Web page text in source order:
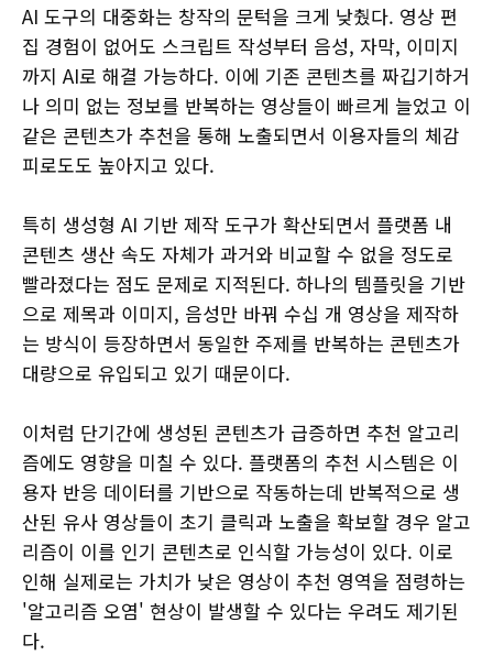
AI 도구의 대중화는 창작의 문턱을 크게 낮췄다. 영상 편
집 경험이 없어도 스크립트 작성부터 음성, 자막, 이미지
까지 AI로 해결 가능하다. 이에 기존 콘텐츠를 짜깁기하거
나 의미 없는 정보를 반복하는 영상들이 빠르게 늘었고 이
같은 콘텐츠가 추천을 통해 노출되면서 이용자들의 체감
피로도도 높아지고 있다.
특히 생성형 AI 기반 제작 도구가 확산되면서 플랫폼 내
콘텐츠 생산 속도 자체가 과거와 비교할 수 없을 정도로
빨라졌다는 점도 문제로 지적된다. 하나의 템플릿을 기반
으로 제목과 이미지, 음성만 바꿔 수십 개 영상을 제작하
는 방식이 등장하면서 동일한 주제를 반복하는 콘텐츠가
대량으로 유입되고 있기 때문이다.
이처럼 단기간에 생성된 콘텐츠가 급증하면 추천 알고리
즘에도 영향을 미칠 수 있다. 플랫폼의 추천 시스템은 이
용자 반응 데이터를 기반으로 작동하는데 반복적으로 생
산된 유사 영상들이 초기 클릭과 노출을 확보할 경우 알고
리즘이 이를 인기 콘텐츠로 인식할 가능성이 있다. 이로
인해 실제로는 가치가 낮은 영상이 추천 영역을 점령하는
'알고리즘 오염' 현상이 발생할 수 있다는 우려도 제기된
다.